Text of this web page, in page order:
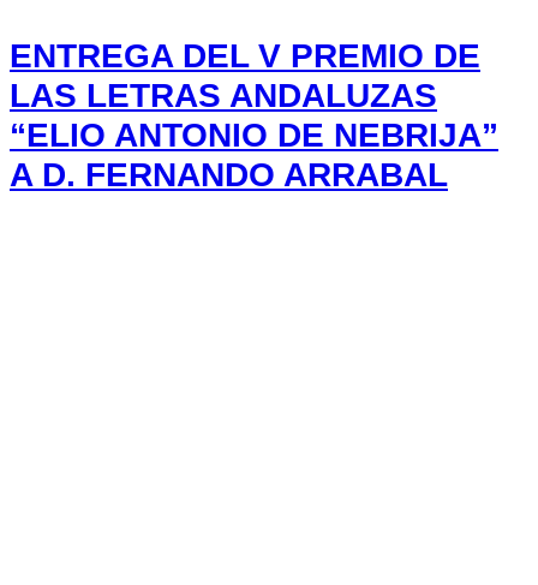
ENTREGA DEL V PREMIO DE
LAS LETRAS ANDALUZAS
“ELIO ANTONIO DE NEBRIJA”
A D. FERNANDO ARRABAL